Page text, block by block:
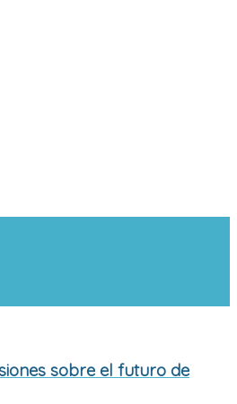
sobre el futuro de